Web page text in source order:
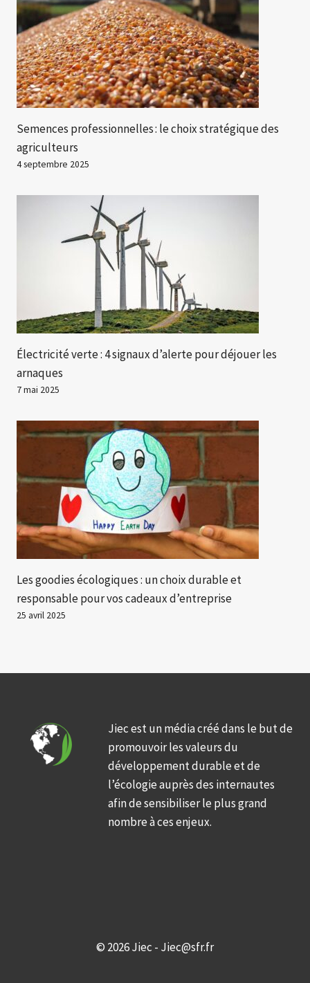
Semences professionnelles : le choix stratégique des
agriculteurs
4 septembre 2025
Électricité verte : 4 signaux d’alerte pour déjouer les
arnaques
7 mai 2025
Les goodies écologiques : un choix durable et
responsable pour vos cadeaux d’entreprise
25 avril 2025
Jiec est un média créé dans le but de
promouvoir les valeurs du
développement durable et de
l’écologie auprès des internautes
afin de sensibiliser le plus grand
nombre à ces enjeux.
© 2026 Jiec - Jiec@sfr.fr